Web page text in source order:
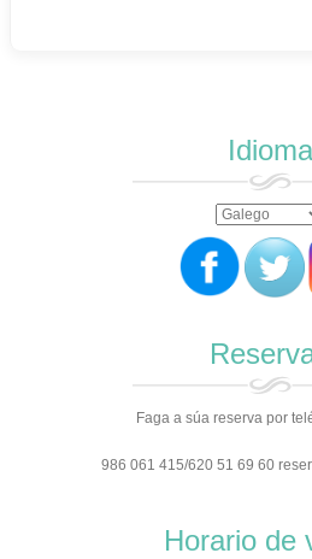
Idioma
Faga a súa reserva por
986 061 415/620 51 69 60
Horario de